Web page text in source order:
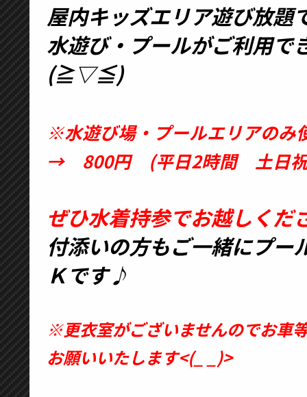
屋内キッズエリア遊び放題
水遊び・プールがご利用で
(≧▽≦)
※水遊び場・プールエリアのみ
→ 800円 (平日2時間 土日祝
ぜひ水着持参でお越しく
付添いの方もご一緒にプー
Ｋです♪
※更衣室がございませんのでお車
お願いいたします<(_ _)>